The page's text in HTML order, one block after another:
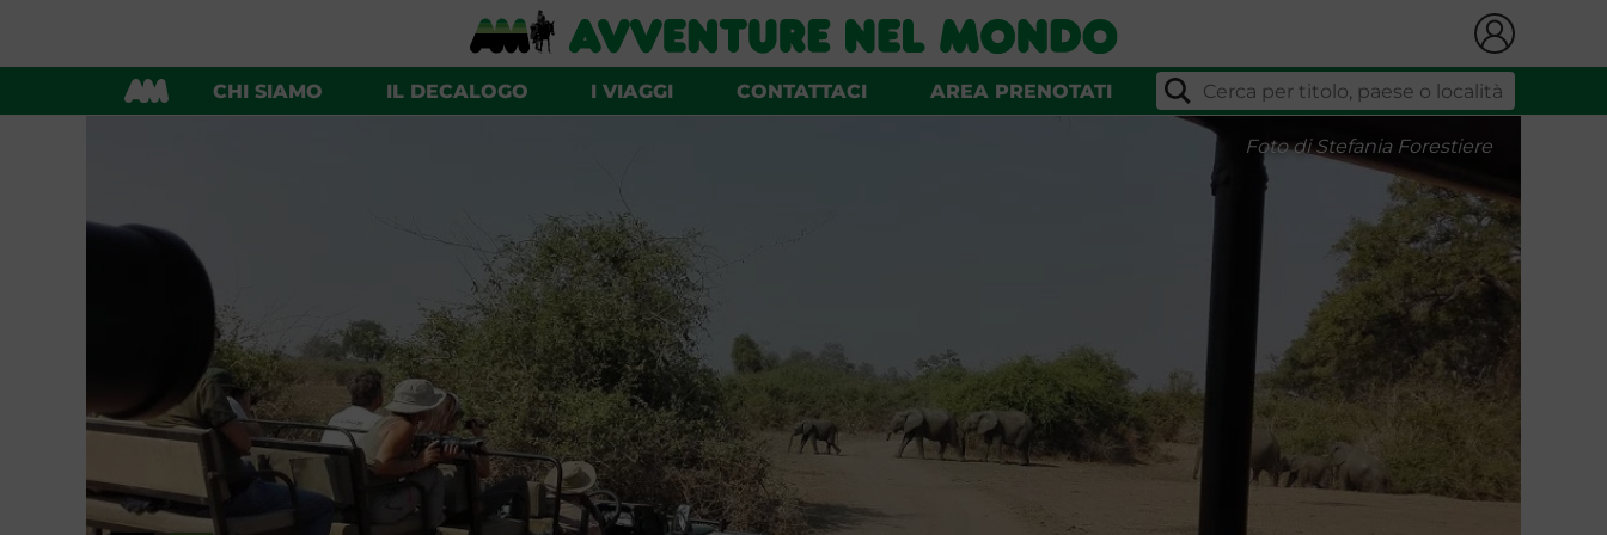
CHI SIAMO IL DECALOGO I VIAGGI CONTATTACI AREA PRENOTATI
Foto di Stefania Forestiere